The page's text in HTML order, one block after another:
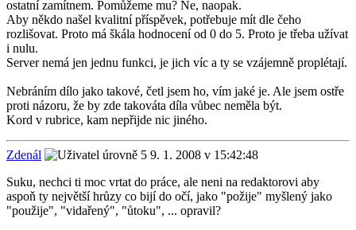
ostatní zamítnem. Pomůžeme mu? Ne, naopak.
Aby někdo našel kvalitní příspěvek, potřebuje mít dle čeho
rozlišovat. Proto má škála hodnocení od 0 do 5. Proto je třeba užívat
i nulu.
Server nemá jen jednu funkci, je jich víc a ty se vzájemně proplétají.
Nebráním dílo jako takové, četl jsem ho, vím jaké je. Ale jsem ostře
proti názoru, že by zde takováta díla vůbec neměla být.
Kord v rubrice, kam nepřijde nic jiného.
Zdenál
9. 1. 2008 v 15:42:48
Suku, nechci ti moc vrtat do práce, ale neni na redaktorovi aby
aspoň ty největší hrůzy co bijí do očí, jako "požije" myšlený jako
"použije", "vidařený", "ůtoku", ... opravil?